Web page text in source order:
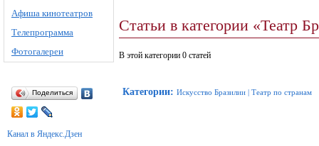
Афиша кинотеатров
Телепрограмма
Фотогалереи
Поделиться
Канал в Яндекс.Дзен
Статьи в категории «Театр
В этой категории 0 статей
Категории: Искусство Бразилии | Театр по странам